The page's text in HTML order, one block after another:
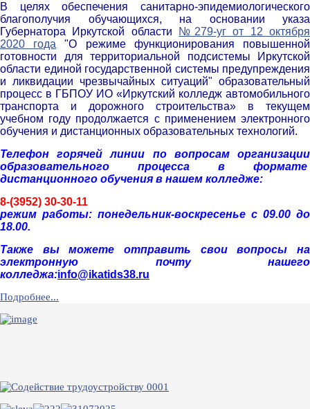
В целях обеспечения санитарно-эпидемиологического
благополучия обучающихся, на основании указа
Губернатора Иркутской области
№279-уг от 12 октября
2020 года "О режиме функционирования повышенной
готовности для территориальной подсистемы Иркутской
области единой государственной системы предупреждения
и ликвидации чрезвычайных ситуаций" образовательный
процесс в ГБПОУ ИО «Иркутский колледж автомобильного
транспорта и дорожного строительства» в текущем
учебном году продолжается с применением электронного
обучения и дистанционных образовательных технологий.
Телефон горячей линии по вопросам организации
образовательного процесса в формате
дистанционного обучения в нашем колледже:
8-(3952) 30-30-11
режим работы: понедельник-воскресенье с 09.00 до
18.00.
Также вы можете отправить свои вопросы на
электронную почту нашего
колледжа:info@ikatids38.ru
Подробнее...